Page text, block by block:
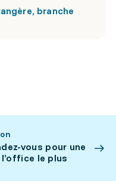
branche
vous pour une
le plus